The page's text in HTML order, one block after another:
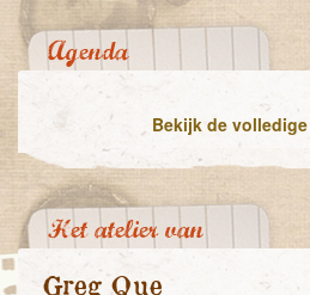
Agenda
Bekijk de
Het atelier van
Greg Que